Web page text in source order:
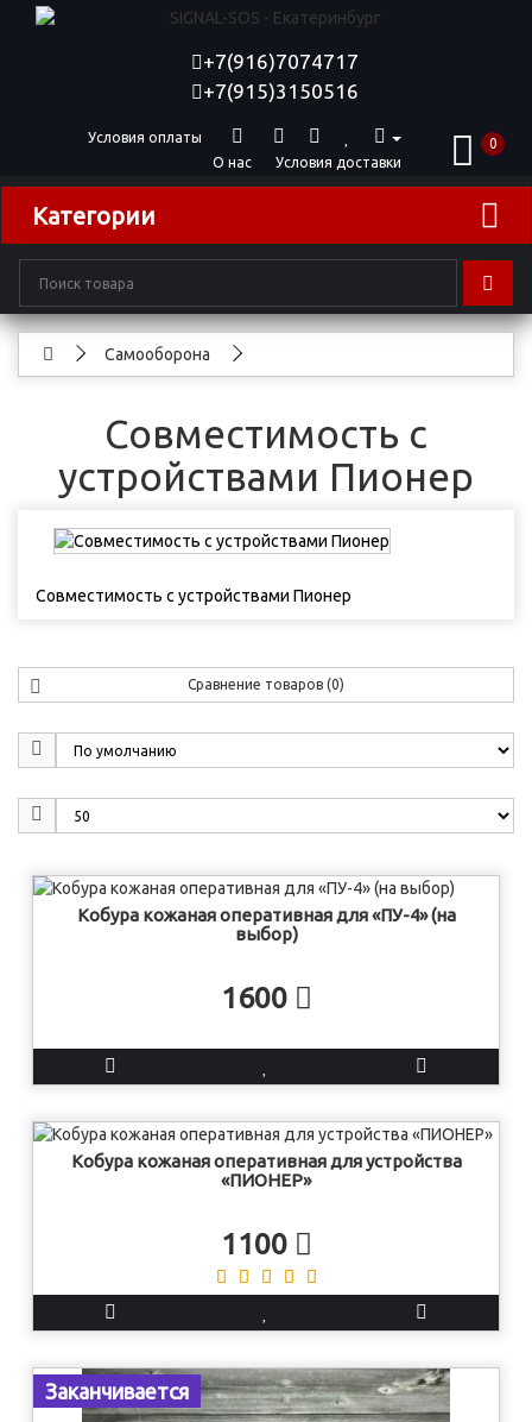
+7(916)7074717
+7(915)3150516
Условия оплаты
Условия доставки
О нас
0
Категории
Самооборона
Совместимость с
устройствами Пионер
Совместимость с устройствами Пионер
Сравнение товаров (0)
Кобура кожаная оперативная для «ПУ-4» (на
выбор)
1600
Кобура кожаная оперативная для устройства
«ПИОНЕР»
1100
Заканчивается